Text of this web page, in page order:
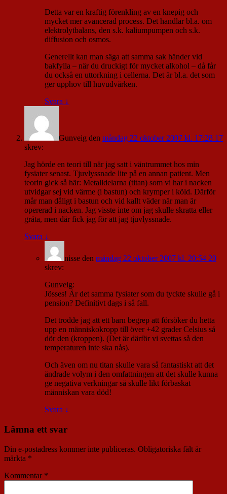
Detta var en kraftig förenkling av en knepig och
mycket mer avancerad process. Det handlar bl.a. om
elektrolytbalans, den s.k. kaliumpumpen och s.k.
diffusion och osmos.
Generellt kan man säga att samma sak händer vid
bakfylla – när du druckigt för mycket alkohol – då får
du också en uttorkning i cellerna. Det är bl.a. det som
ger upphov till huvudvärken.
Svara ↓
Gunveig den måndag 22 oktober 2007 kl. 17:28 17
skrev:
Jag hörde en teori till när jag satt i väntrummet hos min
fysiater senast. Tjuvlyssnade lite på en annan patient. Men
teorin gick så här: Metalldelarna (titan) som vi har i nacken
utvidgar sej vid värme (i bastun) och krymper i köld. Därför
mår man dåligt i bastun och vid kallt väder när man är
opererad i nacken. Jag visste inte om jag skulle skratta eller
gråta, men där fick jag för att jag tjuvlyssnade.
Svara ↓
nisse den måndag 22 oktober 2007 kl. 20:54 20
skrev:
Gunveig:
Jösses! Är det samma fysiater som du tyckte skulle gå i
pension? Definitivt dags i så fall.
Det trodde jag att ett barn begrep att försöker du hetta
upp en människokropp till över +42 grader Celsius så
dör den (kroppen). (Det är därför vi svettas så den
temperaturen inte ska nås).
Och även om nu titan skulle vara så fantastiskt att det
ändrade volym i den omfattningen att det skulle kunna
ge negativa verkningar så skulle likt förbaskat
människan vara död!
Svara ↓
Lämna ett svar
Din e-postadress kommer inte publiceras. Obligatoriska fält är
märkta *
Kommentar *